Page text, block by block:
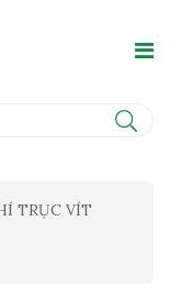
TRỤC VÍT